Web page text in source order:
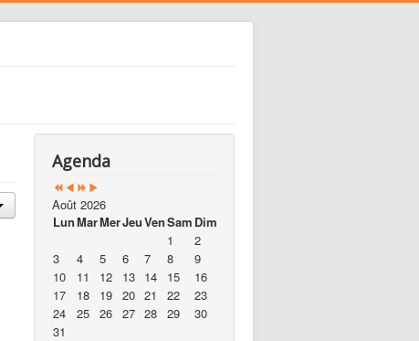
Agenda
Août 2026
LunMarMerJeuVenSam Dim
1
2
3
4 5 6 7 8
9
10
11 12 13 14 15
16
17
18 19 20 21 22
23
24
25 26 27 28 29
30
31